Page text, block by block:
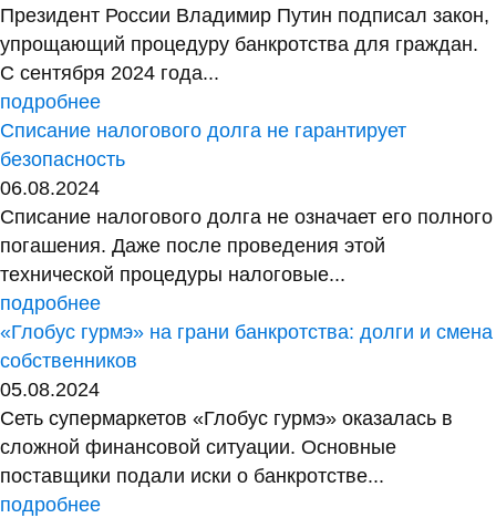
Президент России Владимир Путин подписал закон,
упрощающий процедуру банкротства для граждан.
С сентября 2024 года...
подробнее
Списание налогового долга не гарантирует
безопасность
06.08.2024
Списание налогового долга не означает его полного
погашения. Даже после проведения этой
технической процедуры налоговые...
подробнее
«Глобус гурмэ» на грани банкротства: долги и смена
собственников
05.08.2024
Сеть супермаркетов «Глобус гурмэ» оказалась в
сложной финансовой ситуации. Основные
поставщики подали иски о банкротстве...
подробнее